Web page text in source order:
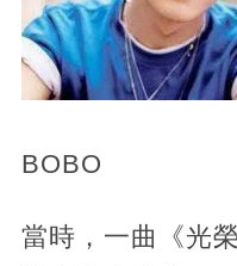
BOBO
當時，一曲《光